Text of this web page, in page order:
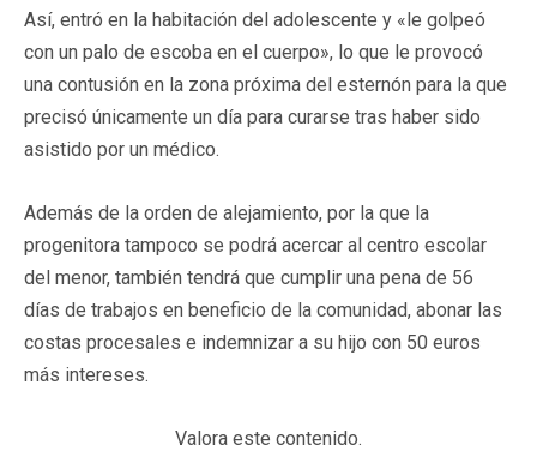
Así, entró en la habitación del adolescente y «le golpeó
con un palo de escoba en el cuerpo», lo que le provocó
una contusión en la zona próxima del esternón para la que
precisó únicamente un día para curarse tras haber sido
asistido por un médico.
Además de la orden de alejamiento, por la que la
progenitora tampoco se podrá acercar al centro escolar
del menor, también tendrá que cumplir una pena de 56
días de trabajos en beneficio de la comunidad, abonar las
costas procesales e indemnizar a su hijo con 50 euros
más intereses.
Valora este contenido.